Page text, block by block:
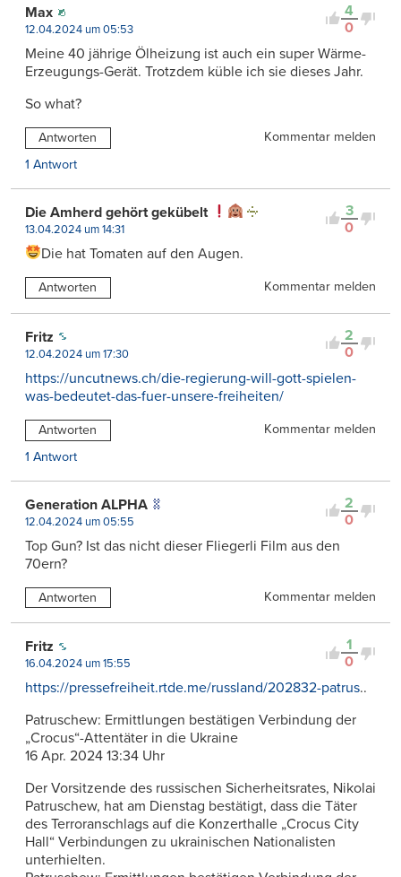
4
0
Max
12.04.2024 um 05:53
Meine 40 jährige Ölheizung ist auch ein super Wärme-
Erzeugungs-Gerät. Trotzdem küble ich sie dieses Jahr.
So what?
Antworten
Kommentar melden
1 Antwort
3
0
Die Amherd gehört gekübelt
13.04.2024 um 14:31
Die hat Tomaten auf den Augen.
Antworten Kommentar melden
2
0
Fritz
12.04.2024 um 17:30
https://uncutnews.ch/die-regierung-will-gott-spielen-
was-bedeutet-das-fuer-unsere-freiheiten/
Antworten
Kommentar melden
1 Antwort
2
0
Generation ALPHA
12.04.2024 um 05:55
Top Gun? Ist das nicht dieser Fliegerli Film aus den
70ern?
Antworten Kommentar melden
1
0
Fritz
16.04.2024 um 15:55
https://pressefreiheit.rtde.me/russland/202832-patrus..
Patruschew: Ermittlungen bestätigen Verbindung der
„Crocus“-Attentäter in die Ukraine
16 Apr. 2024 13:34 Uhr
Der Vorsitzende des russischen Sicherheitsrates, Nikolai
Patruschew, hat am Dienstag bestätigt, dass die Täter
des Terroranschlags auf die Konzerthalle „Crocus City
Hall“ Verbindungen zu ukrainischen Nationalisten
unterhielten.